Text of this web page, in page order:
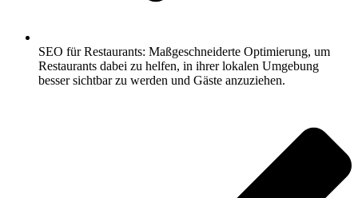
SEO für Restaurants: Maßgeschneiderte Optimierung, um
Restaurants dabei zu helfen, in ihrer lokalen Umgebung
besser sichtbar zu werden und Gäste anzuziehen.